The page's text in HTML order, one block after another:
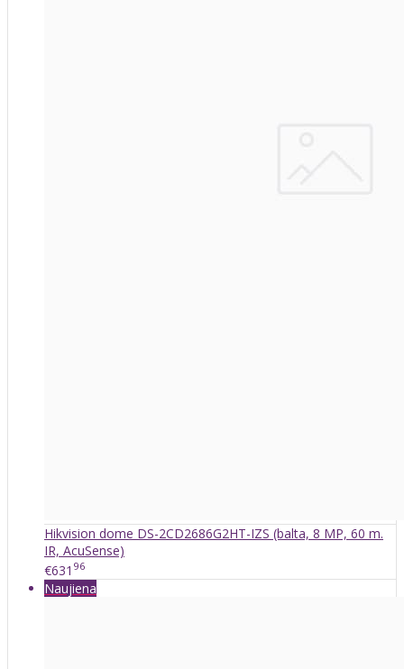
Hikvision dome DS-2CD2686G2HT-IZS (balta, 8 MP, 60 m.
IR, AcuSense)
€631 96
Naujiena